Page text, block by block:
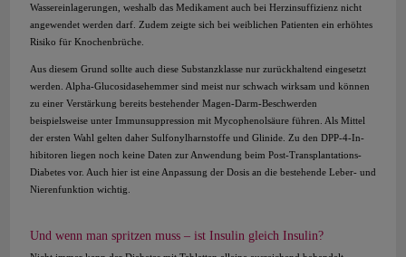
Wassereinlagerungen, weshalb das Medikament auch bei Herzinsuffizienz nicht
angewendet werden darf. Zudem zeigte sich bei weiblichen Patienten ein erhöhtes
Risiko für Knochenbrüche.
Aus diesem Grund sollte auch diese Substanzklasse nur zurückhaltend eingesetzt
werden. Alpha-Glucosidasehemmer sind meist nur schwach wirksam und können
zu einer Verstärkung bereits bestehender Magen-Darm-Beschwerden
beispielsweise unter Immunsuppression mit Mycophenolsäure führen. Als Mittel
der ersten Wahl gelten daher Sulfonylharnstoffe und Glinide. Zu den DPP-4-In-
hibitoren liegen noch keine Daten zur Anwendung beim Post-Transplantations-
Diabetes vor. Auch hier ist eine Anpassung der Dosis an die bestehende Leber- und
Nierenfunktion wichtig.
Und wenn man spritzen muss – ist Insulin gleich Insulin?